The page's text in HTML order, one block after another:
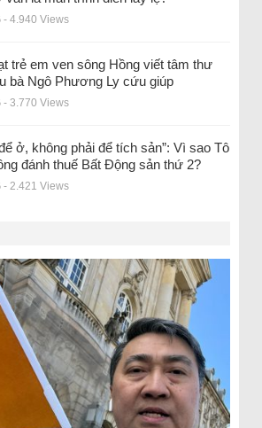
- 4.940 Views
trẻ em ven sông Hồng viết tâm thư
bà Ngô Phương Ly cứu giúp
- 3.770 Views
ở, không phải để tích sản”: Vì sao Tô
đánh thuế Bất Động sản thứ 2?
- 2.421 Views